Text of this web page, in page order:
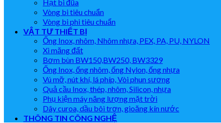
Hạt bi đũa
Vòng bi tiêu chuẩn
Vòng bi phi tiêu chuẩn
VẬT TƯ THIẾT BỊ
Ống Inox, nhôm, Nhôm nhựa, PEX, PA, PU, NYLON
Xi măng đất
Bơm bùn BW150,BW250, BW3329
Ống Inox, ống nhôm, ống Nylon, ống nhựa
Vú mỡ, nút khí, lá phíp, Vòi phun sương
Quả cầu Inox, thép, nhôm, Silicon, nhựa
Phụ kiện máy năng lượng mặt trời
Dây curoa, dầu bôi trơn, gioăng kín nước
THÔNG TIN CÔNG NGHỆ